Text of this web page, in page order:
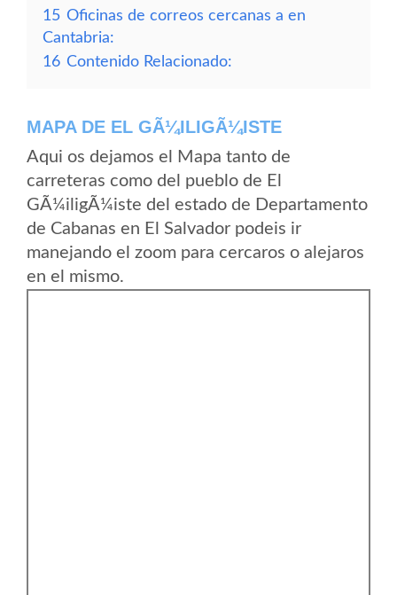
15 Oficinas de correos cercanas a en
Cantabria:
16 Contenido Relacionado:
MAPA DE EL GÃ¼ILIGÃ¼ISTE
Aqui os dejamos el Mapa tanto de
carreteras como del pueblo de El
GÃ¼iligÃ¼iste del estado de Departamento
de Cabanas en El Salvador podeis ir
manejando el zoom para cercaros o alejaros
en el mismo.